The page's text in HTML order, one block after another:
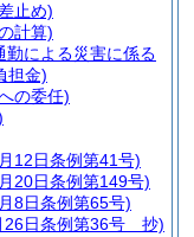
止め)
計算)
勤による災害に係る
担金)
の委任)
12日条例第41号)
20日条例第149号)
8日条例第65号)
26日条例第36号 抄)